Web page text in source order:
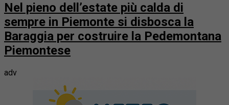
Nel pieno dell’estate più calda di
sempre in Piemonte si disbosca la
Baraggia per costruire la Pedemontana
Piemontese
adv